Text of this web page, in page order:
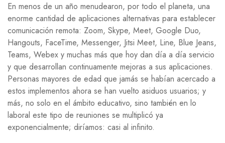
En menos de un año menudearon, por todo el planeta, una
enorme cantidad de aplicaciones alternativas para establecer
comunicación remota: Zoom, Skype, Meet, Google Duo,
Hangouts, FaceTime, Messenger, Jitsi Meet, Line, Blue Jeans,
Teams, Webex y muchas más que hoy dan día a día servicio
y que desarrollan continuamente mejoras a sus aplicaciones.
Personas mayores de edad que jamás se habían acercado a
estos implementos ahora se han vuelto asiduos usuarios; y
más, no solo en el ámbito educativo, sino también en lo
laboral este tipo de reuniones se multiplicó ya
exponencialmente; diríamos: casi al infinito.